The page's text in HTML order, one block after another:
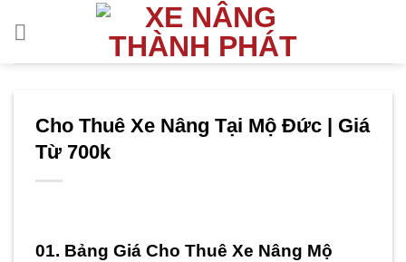
Cho Thuê Xe Nâng Tại Mộ Đức | Giá
Từ 700k
01. Bảng Giá Cho Thuê Xe Nâng Mộ